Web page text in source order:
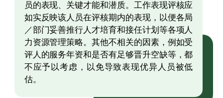
员的表现、关键才能和潜质。工作表现评核应
如实反映该人员在评核期内的表现，以便各局
／部门妥善推行人才培育和接任计划等各项人
力资源管理策略。其他不相关的因素，例如受
评人的服务年资和是否有足够晋升空缺等，都
不应予以考虑，以免导致表现优异人员被低
估。